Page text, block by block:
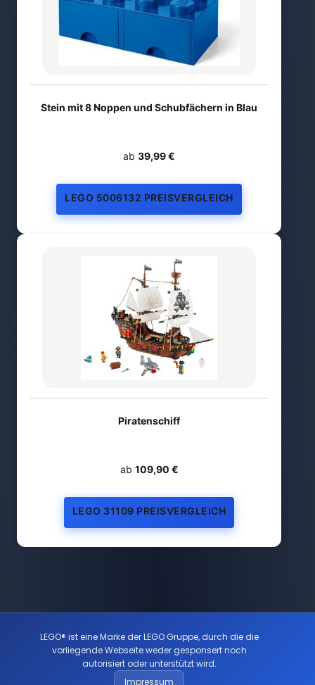
Stein mit 8 Noppen und Schubfächern in Blau
ab 39,99 €
LEGO 5006132 PREISVERGLEICH
Piratenschiff
ab 109,90 €
LEGO 31109 PREISVERGLEICH
LEGO® ist eine Marke der LEGO Gruppe, durch die die
vorliegende Webseite weder gesponsert noch
autorisiert oder unterstützt wird.
Impressum